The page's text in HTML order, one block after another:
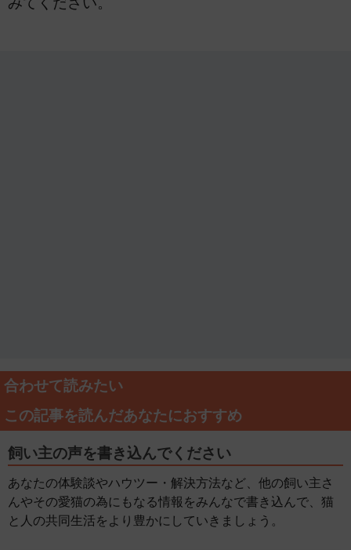
合わせて読みたい
この記事を読んだあなたにおすすめ
飼い主の声を書き込んでください
あなたの体験談やハウツー・解決方法など、他の飼い主さ
んやその愛猫の為にもなる情報をみんなで書き込んで、猫
と人の共同生活をより豊かにしていきましょう。